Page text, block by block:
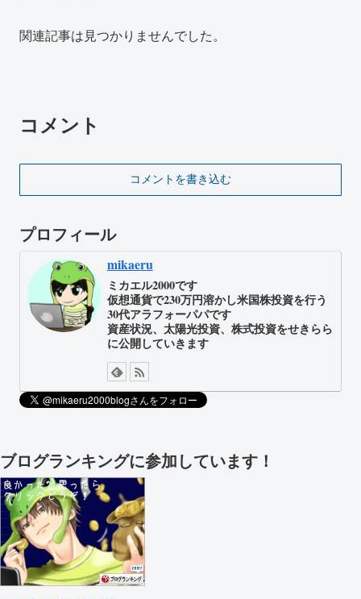
関連記事は見つかりませんでした。
コメント
コメントを書き込む
プロフィール
mikaeru
ミカエル2000です
仮想通貨で230万円溶かし米国株投資を行う
30代アラフォーパパです
資産状況、太陽光投資、株式投資をせきらら
に公開していきます
ブログランキングに参加しています！